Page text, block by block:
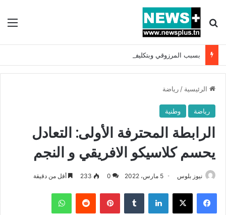
بحث عن
الرئيسية / رياضة
رياضة وطنية
الرابطة المحترفة الأولى: التعادل
يحسم كلاسيكو الافريقي و النجم
نيوز بلوس 5 مارس، 2022 0
233 أقل من دقيقة
فيسبوك X لينكدإن بينتيريست واتساب